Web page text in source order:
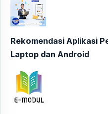
Rekomendasi Aplikasi
Laptop dan Android